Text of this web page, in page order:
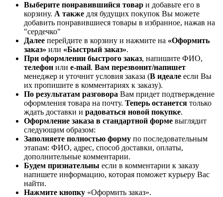
Выберите понравившийся товар и добавьте его в
корзину. А также для будущих покупок Вы можете
добавить понравившиеся товары в избранное, нажав на
"сердечко"
Далее перейдите в корзину и нажмите на «Оформить
заказ» или «Быстрый заказ».
При оформлении быстрого заказ, напишите ФИО,
телефон или e-mail. Вам перезвонит/напишет
менеджер и уточнит условия заказа (В идеале если Вы
их пропишите в комментариях к заказу).
По результатам разговора Вам придет подтверждение
оформления товара на почту. Теперь останется только
ждать доставки и радоваться новой покупке.
Оформление заказа в стандартной форме выглядит
следующим образом:
Заполняете полностью форму по последовательным
этапам: ФИО, адрес, способ доставки, оплаты,
дополнительные комментарии.
Будем признательны если в комментарии к заказу
напишете информацию, которая поможет курьеру Вас
найти.
Нажмите кнопку «Оформить заказ».